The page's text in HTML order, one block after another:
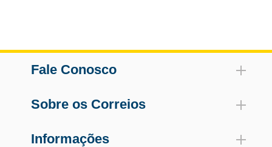
Fale Conosco
Sobre os Correios
Informações